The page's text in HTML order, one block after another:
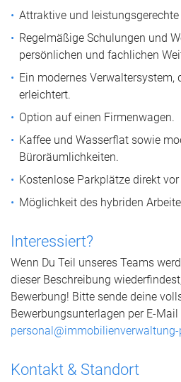
Attraktive und leistungsgerechte
Regelmäßige Schulungen und
persönlichen und fachlichen
Ein modernes Verwaltersystem,
erleichtert.
Option auf einen Firmenwagen.
Kaffee und Wasserflat sowie
Büroräumlichkeiten.
Kostenlose Parkplätze direkt vor
Möglichkeit des hybriden
Interessiert?
Wenn Du Teil unseres Teams
dieser Beschreibung
Bewerbung! Bitte sende deine
Bewerbungsunterlagen per E-Mail
Kontakt & Standort